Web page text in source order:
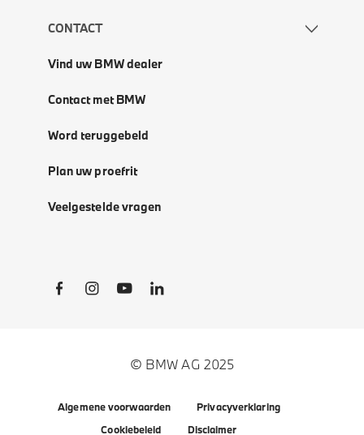
CONTACT
Vind uw BMW dealer
Contact met BMW
Word teruggebeld
Plan uw proefrit
Veelgestelde vragen
Social Links
© BMW AG 2025
Algemene voorwaarden
Privacyverklaring
Cookiebeleid
Disclaimer